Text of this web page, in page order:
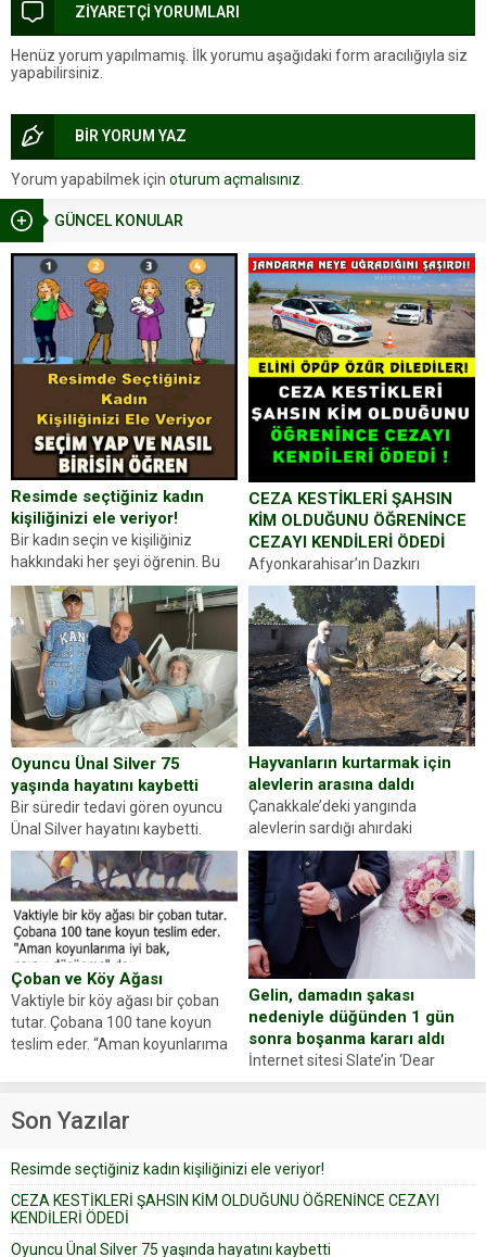
GÜNCEL KONULAR
Resimde seçtiğiniz kadın
kişiliğinizi ele veriyor!
Bir kadın seçin ve kişiliğiniz
hakkındaki her şeyi öğrenin. Bu
kez karşınıza oldukça farklı bir
kişilik testiyle çıkıyoruz. Resimde
gördüğünüz kadın figürlerinden
dikkatinizi en...
CEZA KESTİKLERİ ŞAHSIN
KİM OLDUĞUNU ÖĞRENİNCE
CEZAYI KENDİLERİ ÖDEDİ
Afyonkarahisar’ın Dazkırı
ilçesinde trafik uygulaması
yapan jandarma ekipleri
durdurdukları bir otomobilin
sürücüsünden ehliyet ve ruhsat
sorup belgelerini istedi. Sürücü
Abdurrahman Ö.nün verdiği
evraklarda eksik olduğunu...
Oyuncu Ünal Silver 75
yaşında hayatını kaybetti
Bir süredir tedavi gören oyuncu
Ünal Silver hayatını kaybetti.
Haberi, oyuncunun menajerlik
ajansı duyurdu. Renda Güner,
sosyal medya hesabında “Usta
Oyuncumuz ve çok değerli
dostumuz...
Hayvanların kurtarmak için
alevlerin arasına daldı
Çanakkale’deki yangında
alevlerin sardığı ahırdaki
hayvanlarını kurtarmak isteyen
Zeki Demir (66) ölümden döndü.
Yüzünde ve ellerinde yanıklar
oluşan Demir, kâbus dolu anları
anlattı… Merkeze bağlı...
Çoban ve Köy Ağası
Vaktiyle bir köy ağası bir çoban
tutar. Çobana 100 tane koyun
teslim eder. “Aman koyunlarıma
Çoban koyunları alır gider. Aylar...
Gelin, damadın şakası
nedeniyle düğünden 1 gün
sonra boşanma kararı aldı
İnternet sitesi Slate’in ‘Dear
Prudence’ isimli tavsiye köşesine
yapıştırdığı için düğünden...
Son Yazılar
Resimde seçtiğiniz kadın kişiliğinizi ele veriyor!
CEZA KESTİKLERİ ŞAHSIN KİM OLDUĞUNU ÖĞRENİNCE CEZAYI
KENDİLERİ ÖDEDİ
Oyuncu Ünal Silver 75 yaşında hayatını kaybetti
ZİYARETÇİ YORUMLARI
Henüz yorum yapılmamış. İlk yorumu aşağıdaki form aracılığıyla siz
yapabilirsiniz.
BİR YORUM YAZ
Yorum yapabilmek için oturum açmalısınız.